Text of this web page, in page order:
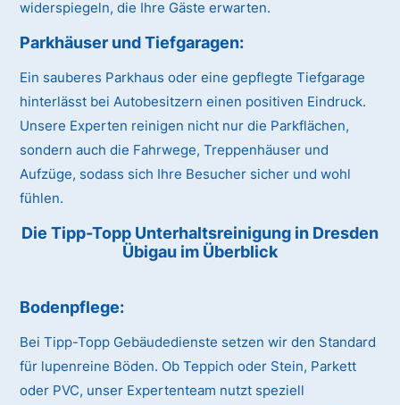
widerspiegeln, die Ihre Gäste erwarten.
Parkhäuser und Tiefgaragen:
Ein sauberes Parkhaus oder eine gepflegte Tiefgarage
hinterlässt bei Autobesitzern einen positiven Eindruck.
Unsere Experten reinigen nicht nur die Parkflächen,
sondern auch die Fahrwege, Treppenhäuser und
Aufzüge, sodass sich Ihre Besucher sicher und wohl
fühlen.
Die Tipp-Topp Unterhaltsreinigung in Dresden
Übigau im Überblick
Bodenpflege:
Bei Tipp-Topp Gebäudedienste setzen wir den Standard
für lupenreine Böden. Ob Teppich oder Stein, Parkett
oder PVC, unser Expertenteam nutzt speziell